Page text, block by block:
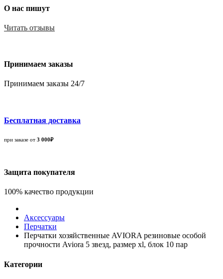
О нас пишут
Читать отзывы
Принимаем заказы
Принимаем заказы 24/7
Бесплатная доставка
при заказе от 3 000₽
Защита покупателя
100% качество продукции
Аксессуары
Перчатки
Перчатки хозяйственные AVIORA резиновые особой
прочности Aviora 5 звезд, размер xl, блок 10 пар
Категории